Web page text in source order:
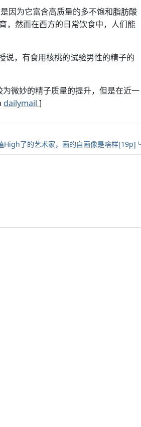
因为它富含高质量的多不饱和脂肪酸
，然而在西方的日常饮食中，人们能
，有食用核桃的试验男性的精子的
微妙的精子质量的提升，但是在近一
dailymail ]
了的艺术家，画的自画像是啥样[19p]